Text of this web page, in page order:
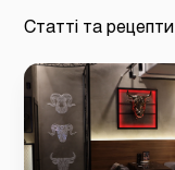
Статті та рецепти